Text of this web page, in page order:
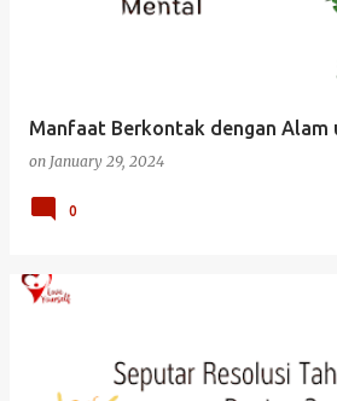
Manfaat Berkontak dengan Alam
on January 29, 2024
0